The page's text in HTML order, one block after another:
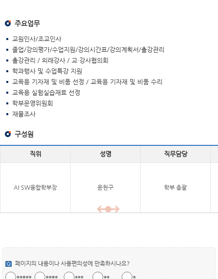
주요업무
교원인사/조교인사
졸업/강의평가/수업지원/강의시간표/강의계획서/출강관리
출강관리 / 외래강사 / 교·강사협의회
학과행사 및 수업특강 지원
교육용 기자재 및 비품 선정 / 교육용 기자재 및 비품 수리
교육용 실험실습재료 선정
학부운영위원회
재물조사
구성원
직위 성명 직무담당
AI·SW융합학부장 윤현구 학부 총괄
페이지의 내용이나 사용편의성에 만족하시나요?